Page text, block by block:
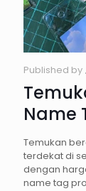
Published by
Name
Temukan
terdekat di
dengan
name tag